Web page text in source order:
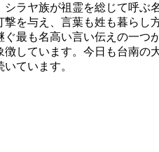
シラヤ族が祖霊を総じて呼
を与え、言葉も姓も暮ら
最も名高い言い伝えの一
しています。今日も台南
ています。